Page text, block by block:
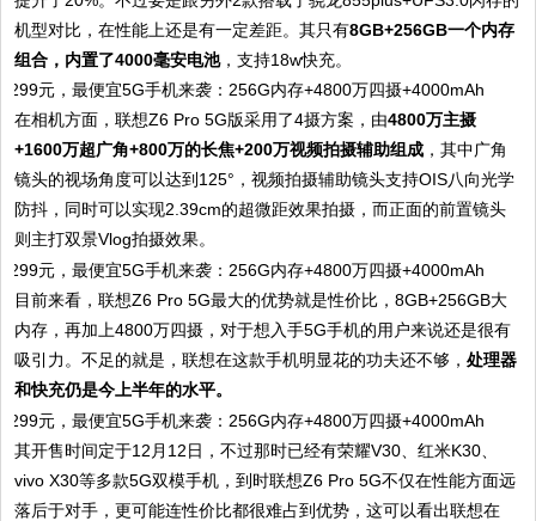
机型对比，在性能上还是有一定差距。其只有8GB+256GB一个内存
组合，内置了4000毫安电池，支持18w快充。
在相机方面，联想Z6 Pro 5G版采用了4摄方案，由4800万主摄
+1600万超广角+800万的长焦+200万视频拍摄辅助组成 ，其中广角
镜头的视场角度可以达到125°，视频拍摄辅助镜头支持OIS八向光学
防抖，同时可以实现2.39cm的超微距效果拍摄，而正面的前置镜头
则主打双景Vlog拍摄效果。
目前来看，联想Z6 Pro 5G最大的优势就是性价比，8GB+256GB大
内存，再加上4800万四摄，对于想入手5G手机的用户来说还是很有
吸引力。不足的就是，联想在这款手机明显花的功夫还不够，处理器
和快充仍是今上半年的水平。
其开售时间定于12月12日，不过那时已经有荣耀V30、红米K30、
vivo X30等多款5G双模手机，到时联想Z6 Pro 5G不仅在性能方面远
落后于对手，更可能连性价比都很难占到优势，这可以看出联想在